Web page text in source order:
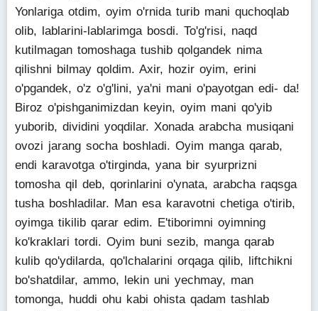
Yonlariga otdim, oyim o'rnida turib mani quchoqlab
olib, lablarini-lablarimga bosdi. To'g'risi, naqd
kutilmagan tomoshaga tushib qolgandek nima
qilishni bilmay qoldim. Axir, hozir oyim, erini
o'pgandek, o'z o'g'lini, ya'ni mani o'payotgan edi- da!
Biroz o'pishganimizdan keyin, oyim mani qo'yib
yuborib, dividini yoqdilar. Xonada arabcha musiqani
ovozi jarang socha boshladi. Oyim manga qarab,
endi karavotga o'tirginda, yana bir syurprizni
tomosha qil deb, qorinlarini o'ynata, arabcha raqsga
tusha boshladilar. Man esa karavotni chetiga o'tirib,
oyimga tikilib qarar edim. E'tiborimni oyimning
ko'kraklari tordi. Oyim buni sezib, manga qarab
kulib qo'ydilarda, qo'lchalarini orqaga qilib, liftchikni
bo'shatdilar, ammo, lekin uni yechmay, man
tomonga, huddi ohu kabi ohista qadam tashlab